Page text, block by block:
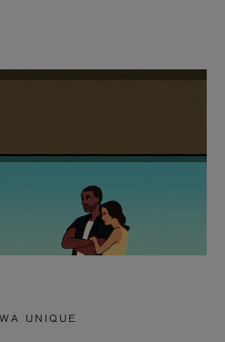
UNIQUE